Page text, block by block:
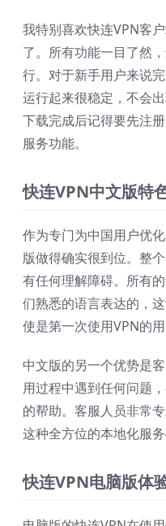
我特别喜欢快连VPN客
了。所有功能一目了然
行。对于新手用户来说
运行起来很稳定，不会
下载完成后记得要先注
服务功能。
快连VPN中文版特
作为专门为中国用户优
版做得确实很到位。整
有任何理解障碍。所有
们熟悉的语言表达的，
使是第一次使用VPN的
中文版的另一个优势是
用过程中遇到任何问题
的帮助。客服人员非常
这种全方位的本地化服
快连VPN电脑版体